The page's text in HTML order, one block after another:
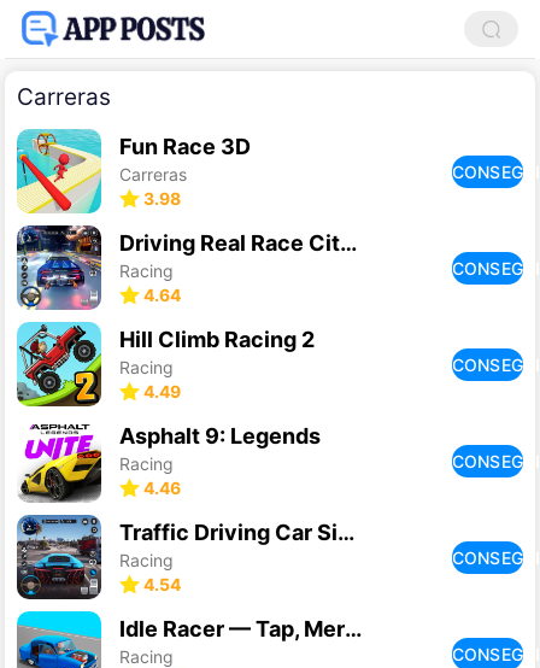
Carreras
Fun Race 3D
Carreras
3.98
Driving Real Race City 3D
Racing
4.64
Hill Climb Racing 2
Racing
4.49
Asphalt 9: Legends
Racing
4.46
Traffic Driving Car Simulator
Racing
4.54
Idle Racer — Tap, Merge & Race
Racing